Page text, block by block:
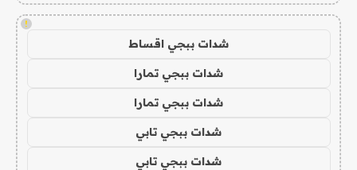
!
شدات ببجي اقساط
شدات ببجي تمارا
شدات ببجي تمارا
شدات ببجي تابي
شدات ببجي تابي